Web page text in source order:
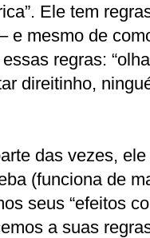
Ele tem
e mesmo de
regras:
direitinho,
das vezes,
(funciona de
seus “efeitos
a suas